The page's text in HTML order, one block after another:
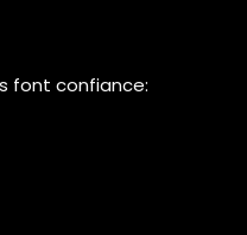
font confiance: